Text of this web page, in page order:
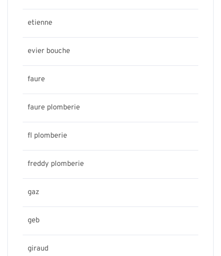
etienne
evier bouche
faure
faure plomberie
fl plomberie
freddy plomberie
gaz
geb
giraud